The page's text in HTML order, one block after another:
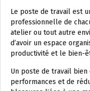
Le poste de travail est
professionnelle de
atelier ou tout autre
d’avoir un espace
productivité et le bien-
Un poste de travail
performances et de